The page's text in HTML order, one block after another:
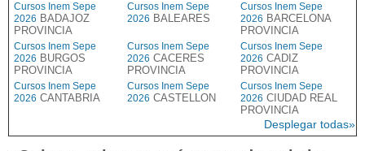
Cursos Inem Sepe
2026 BADAJOZ
PROVINCIA
Cursos Inem Sepe
2026 BALEARES
Cursos Inem Sepe
2026 BARCELONA
PROVINCIA
Cursos Inem Sepe
2026 BURGOS
PROVINCIA
Cursos Inem Sepe
2026 CACERES
PROVINCIA
Cursos Inem Sepe
2026 CADIZ
PROVINCIA
Cursos Inem Sepe
2026 CANTABRIA
Cursos Inem Sepe
2026 CASTELLON
Cursos Inem Sepe
2026 CIUDAD REAL
PROVINCIA
Desplegar todas»